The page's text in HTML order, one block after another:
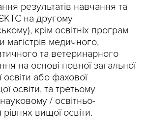
результатів навчання та
на другому
крім освітніх програм
магістрів медичного,
та ветеринарного
на основі повної загальної
освіти або фахової
освіти, та третьому
/ освітньо-
вищої освіти.